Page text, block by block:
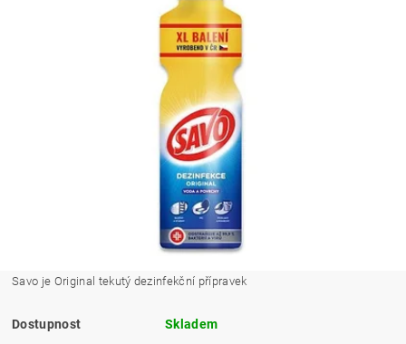
Savo je Original tekutý dezinfekční přípravek
Dostupnost Skladem